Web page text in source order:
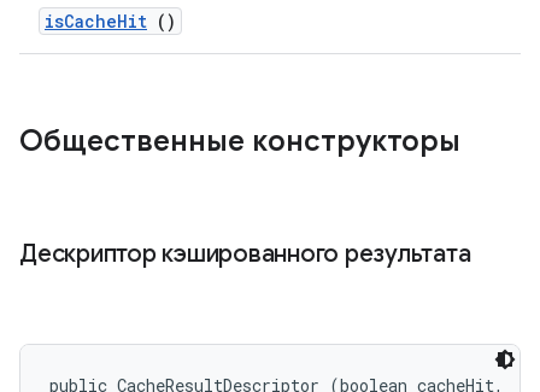
isCacheHit ()
Общественные конструкторы
Дескриптор кэшированного результата
public CacheResultDescriptor (boolean cacheHit,